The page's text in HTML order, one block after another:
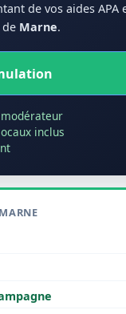
de vos aides APA
Marne.
inclus